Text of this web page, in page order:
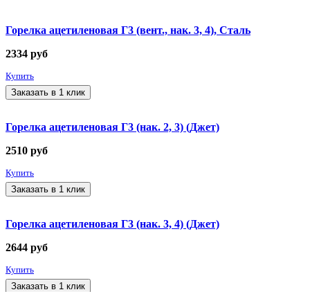
Горелка ацетиленовая Г3 (вент., нак. 3, 4), Сталь
2334 руб
Купить
Заказать в 1 клик
Горелка ацетиленовая Г3 (нак. 2, 3) (Джет)
2510 руб
Купить
Заказать в 1 клик
Горелка ацетиленовая Г3 (нак. 3, 4) (Джет)
2644 руб
Купить
Заказать в 1 клик